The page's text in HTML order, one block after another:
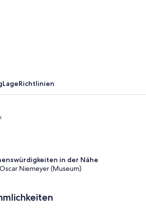
LageRichtlinien
in der Nähe
Niemeyer (Museum)